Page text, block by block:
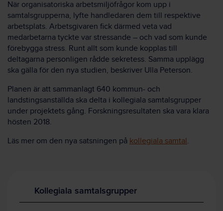
När organisatoriska arbetsmiljöfrågor kom upp i
samtalsgrupperna, lyfte handledaren dem till respektive
arbetsplats. Arbetsgivaren fick därmed veta vad
medarbetarna tyckte var stressande – och vad som kunde
förebygga stress. Runt allt som kunde kopplas till
deltagarna personligen rådde sekretess. Samma upplägg
ska gälla för den nya studien, beskriver Ulla Peterson.
Planen är att sammanlagt 640 kommun- och
landstingsanställda ska delta i kollegiala samtalsgrupper
under projektets gång. Forskningsresultaten ska vara klara
hösten 2018.
Läs mer om den nya satsningen på kollegiala samtal.
Kollegiala samtalsgrupper